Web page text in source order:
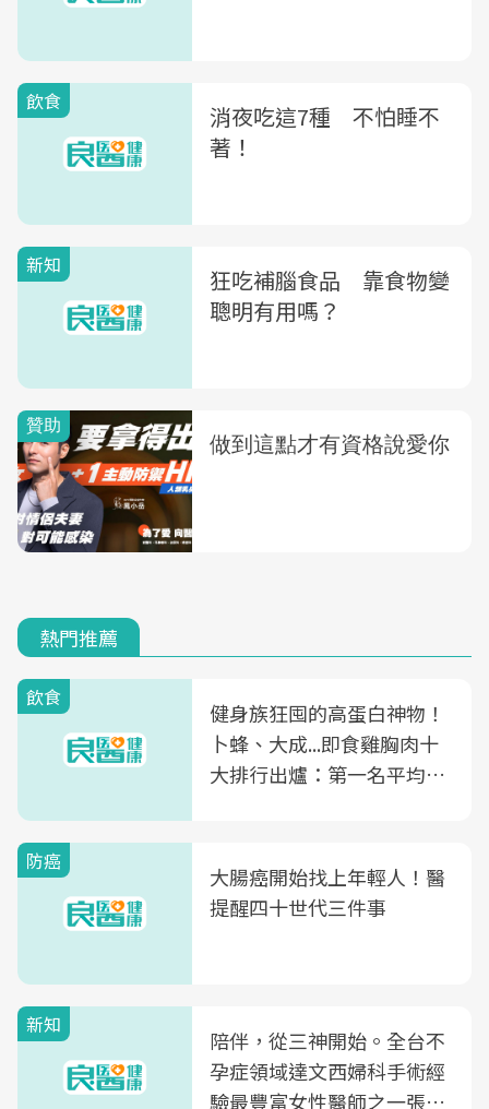
飲食
消夜吃這7種 不怕睡不
著！
新知
狂吃補腦食品 靠食物變
聰明有用嗎？
熱門推薦
飲食
健身族狂囤的高蛋白神物！
卜蜂、大成...即食雞胸肉十
大排行出爐：第一名平均一
防癌
大腸癌開始找上年輕人！醫
提醒四十世代三件事
新知
陪伴，從三神開始。全台不
孕症領域達文西婦科手術經
驗最豐富女性醫師之一張永